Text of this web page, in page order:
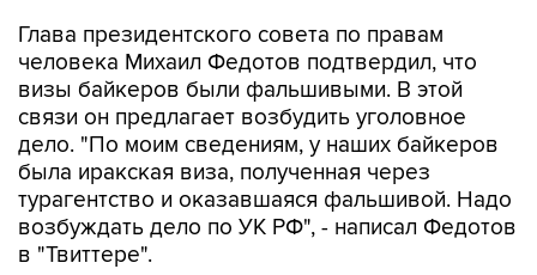
Глава президентского совета по правам
человека Михаил Федотов подтвердил, что
визы байкеров были фальшивыми. В этой
связи он предлагает возбудить уголовное
дело. "По моим сведениям, у наших байкеров
была иракская виза, полученная через
турагентство и оказавшаяся фальшивой. Надо
возбуждать дело по УК РФ", - написал Федотов
в "Твиттере".